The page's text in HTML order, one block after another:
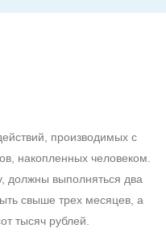
производимых с
накопленных человеком.
должны выполняться два
свыше трех месяцев, а
тысяч рублей.